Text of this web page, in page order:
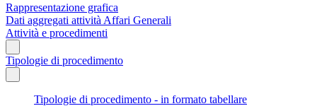
Rappresentazione grafica
Dati aggregati attività Affari Generali
Attività e procedimenti
Tipologie di procedimento
Tipologie di procedimento - in formato tabellare